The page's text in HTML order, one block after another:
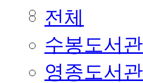
전체
수봉도서관
영종도서관